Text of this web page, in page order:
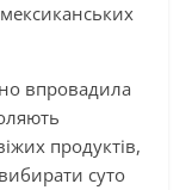
впровадила
продуктів,
суто